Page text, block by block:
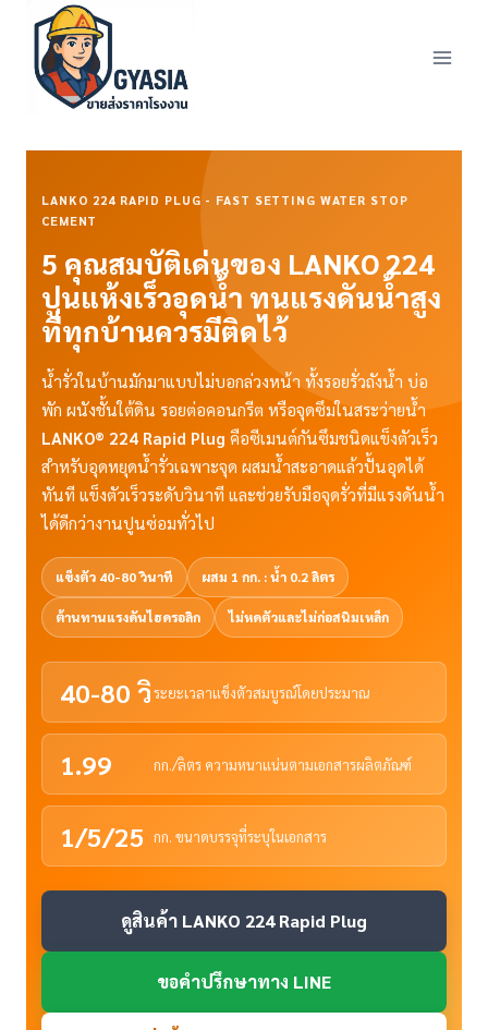
content
LANKO 224 RAPID PLUG - FAST SETTING WATER STOP
CEMENT
5 คุณสมบัติเด่นของ LANKO 224
ปูนแห้งเร็วอุดน้ำ ทนแรงดันน้ำสูง
ที่ทุกบ้านควรมีติดไว้
น้ำรั่วในบ้านมักมาแบบไม่บอกล่วงหน้า ทั้งรอยรั่วถังน้ำ บ่อ
พัก ผนังชั้นใต้ดิน รอยต่อคอนกรีต หรือจุดซึมในสระว่ายน้ำ
LANKO® 224 Rapid Plug คือซีเมนต์กันซึมชนิดแข็งตัวเร็ว
สำหรับอุดหยุดน้ำรั่วเฉพาะจุด ผสมน้ำสะอาดแล้วปั้นอุดได้
ทันที แข็งตัวเร็วระดับวินาที และช่วยรับมือจุดรั่วที่มีแรงดันน้ำ
ได้ดีกว่างานปูนซ่อมทั่วไป
แข็งตัว 40-80 วินาที ผสม 1 กก. : น้ำ 0.2 ลิตร
ต้านทานแรงดันไฮดรอลิก ไม่หดตัวและไม่ก่อสนิมเหล็ก
40-80 วิระยะเวลาแข็งตัวสมบูรณ์โดยประมาณ
1.99 กก./ลิตร ความหนาแน่นตามเอกสารผลิตภัณฑ์
1/5/25 กก. ขนาดบรรจุที่ระบุในเอกสาร
ดูสินค้า LANKO 224 Rapid Plug
ขอคำปรึกษาทาง LINE